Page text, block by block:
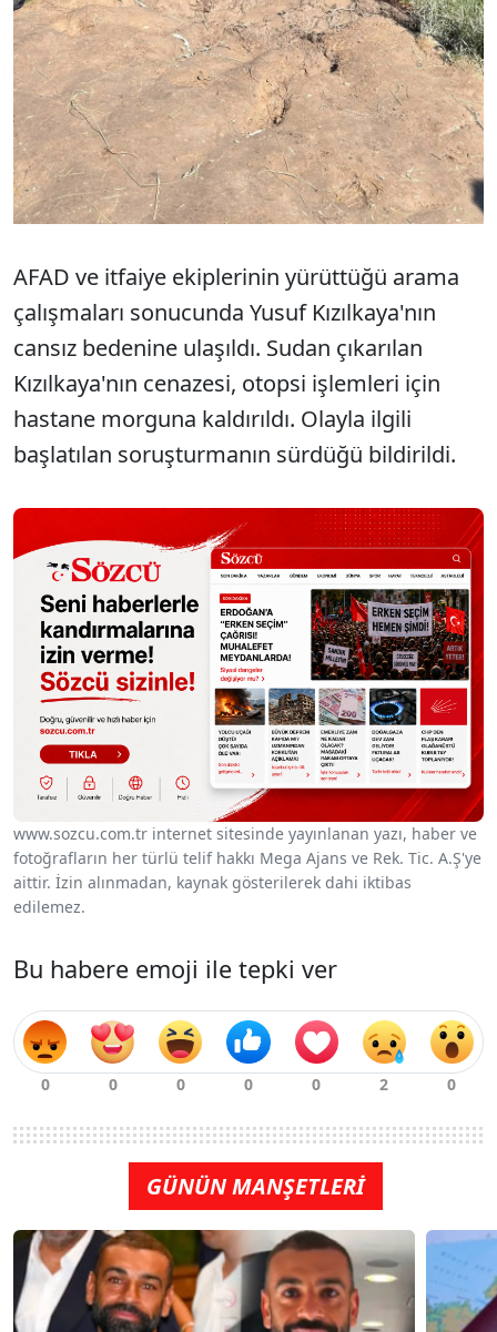
AFAD ve itfaiye ekiplerinin yürüttüğü arama
çalışmaları sonucunda Yusuf Kızılkaya'nın
cansız bedenine ulaşıldı. Sudan çıkarılan
Kızılkaya'nın cenazesi, otopsi işlemleri için
hastane morguna kaldırıldı. Olayla ilgili
başlatılan soruşturmanın sürdüğü bildirildi.
www.sozcu.com.tr internet sitesinde yayınlanan yazı, haber ve
fotoğrafların her türlü telif hakkı Mega Ajans ve Rek. Tic. A.Ş'ye
aittir. İzin alınmadan, kaynak gösterilerek dahi iktibas
edilemez.
Bu habere emoji ile tepki ver
GÜNÜN MANŞETLERİ